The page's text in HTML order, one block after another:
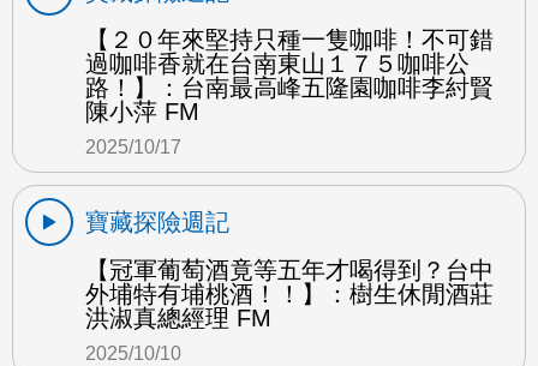
【２０年來堅持只種一隻咖啡！不可錯
過咖啡香就在台南東山１７５咖啡公
路！】：台南最高峰五隆園咖啡李紂賢
陳小萍 FM
2025/10/17
寶藏探險週記
【冠軍葡萄酒竟等五年才喝得到？台中
外埔特有埔桃酒！！】：樹生休閒酒莊
洪淑真總經理 FM
2025/10/10